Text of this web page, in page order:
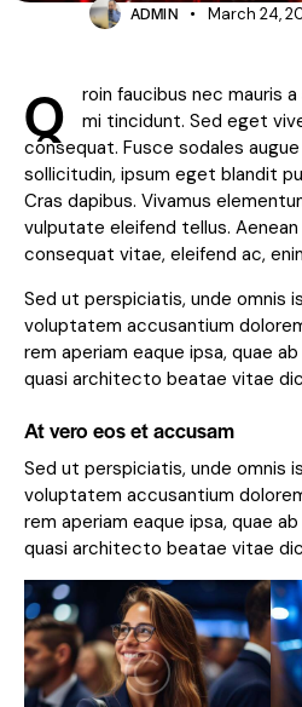
ADMIN March 24,
Q
roin faucibus nec mauris
mi tincidunt. Sed eget
consequat. Fusce sodales
sollicitudin, ipsum eget blandit
Cras dapibus. Vivamus
vulputate eleifend tellus.
consequat vitae, eleifend ac,
Sed ut perspiciatis, unde omnis
voluptatem accusantium
rem aperiam eaque ipsa, quae
quasi architecto beatae vitae
At vero eos et accusam
Sed ut perspiciatis, unde omnis
voluptatem accusantium
rem aperiam eaque ipsa, quae
quasi architecto beatae vitae